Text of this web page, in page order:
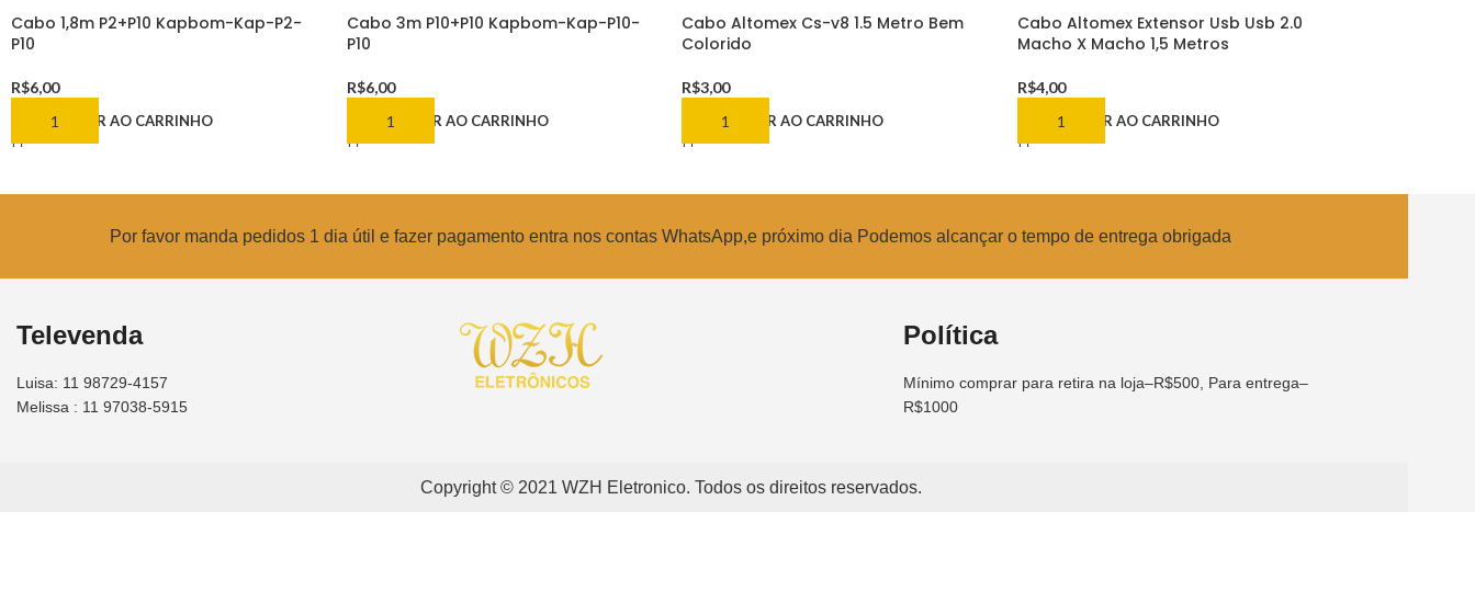
Cabo 1,8m P2+P10 Kapbom-Kap-P2-
P10
R$6,00
ADICIONAR AO CARRINHO
Cabo 3m P10+P10 Kapbom-Kap-P10-
P10
R$6,00
ADICIONAR AO CARRINHO
Cabo Altomex Cs-v8 1.5 Metro Bem
Colorido
R$3,00
ADICIONAR AO CARRINHO
Cabo Altomex Extensor Usb Usb 2.0
Macho X Macho 1,5 Metros
R$4,00
ADICIONAR AO CARRINHO
Por favor manda pedidos 1 dia útil e fazer pagamento entra nos contas WhatsApp,e próximo dia Podemos alcançar o tempo de entrega obrigada
Televenda
Luisa: 11 98729-4157
Melissa : 11 97038-5915
Política
Mínimo comprar para retira na loja–R$500, Para entrega–
R$1000
Copyright © 2021 WZH Eletronico. Todos os direitos reservados.